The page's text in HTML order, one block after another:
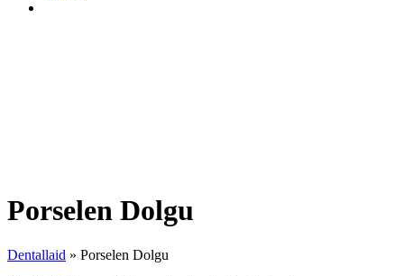
Porselen Dolgu
Dentallaid » Porselen Dolgu